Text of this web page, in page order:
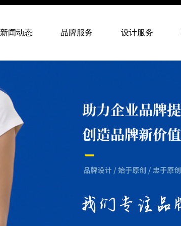
新闻动态 品牌服务 设计服务